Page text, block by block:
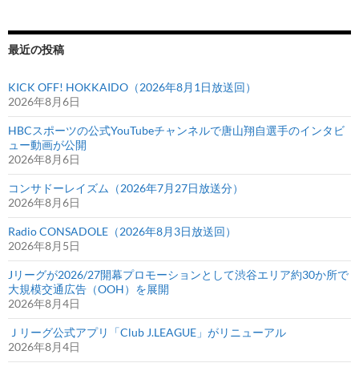
最近の投稿
KICK OFF! HOKKAIDO（2026年8月1日放送回）
2026年8月6日
HBCスポーツの公式YouTubeチャンネルで唐山翔自選手のインタビ
ュー動画が公開
2026年8月6日
コンサドーレイズム（2026年7月27日放送分）
2026年8月6日
Radio CONSADOLE（2026年8月3日放送回）
2026年8月5日
Jリーグが2026/27開幕プロモーションとして渋谷エリア約30か所で
大規模交通広告（OOH）を展開
2026年8月4日
Ｊリーグ公式アプリ「Club J.LEAGUE」がリニューアル
2026年8月4日